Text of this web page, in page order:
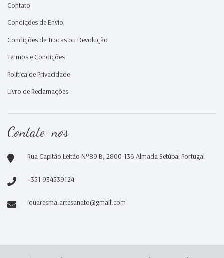
Contato
Condições de Envio
Condições de Trocas ou Devolução
Termos e Condições
Política de Privacidade
Livro de Reclamações
Contate-nos
Rua Capitão Leitão Nº89 B, 2800-136 Almada Setúbal Portugal
+351 934539124
iquaresma.artesanato@gmail.com